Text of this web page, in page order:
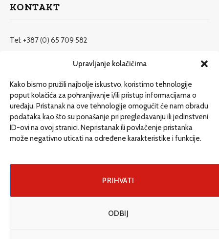
Upravljanje kolačićima
Kako bismo pružili najbolje iskustvo, koristimo tehnologije
poput kolačića za pohranjivanje i/ili pristup informacijama o
uređaju. Pristanak na ove tehnologije omogućit će nam obradu
podataka kao što su ponašanje pri pregledavanju ili jedinstveni
ID-ovi na ovoj stranici. Nepristanak ili povlačenje pristanka
može negativno uticati na određene karakteristike i funkcije.
PRIHVATI
ODBIJ
KONTAKT
Tel: +387 (0) 65 709 582
redakcija@etrafika.net
Dosije
Drugi pišu
Društvo